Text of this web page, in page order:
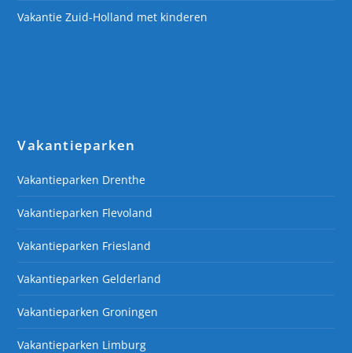
Vakantie Zuid-Holland met kinderen
Vakantieparken
Vakantieparken Drenthe
Vakantieparken Flevoland
Vakantieparken Friesland
Vakantieparken Gelderland
Vakantieparken Groningen
Vakantieparken Limburg